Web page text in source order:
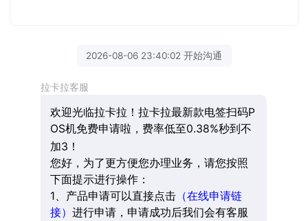
2026-08-06 23:40:02 开始沟通
拉卡拉客服
欢迎光临拉卡拉！拉卡拉最新款电签扫码P
OS机免费申请啦，费率低至0.38%秒到不
加3！
您好，为了更方便您办理业务，请您按照
下面提示进行操作：
1、产品申请可以直接点击（在线申请链
接） 进行申请，申请成功后我们会有客服